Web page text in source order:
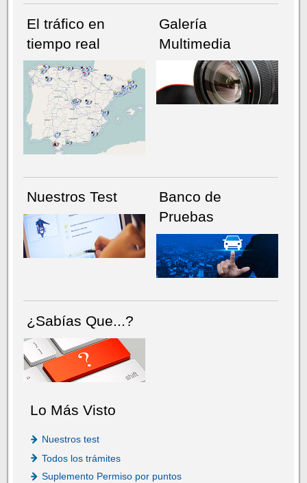
NÚMERO ACTUALHEMEROTECA
El tráfico en
tiempo real
Galería
Multimedia
Nuestros Test
Banco de
Pruebas
¿Sabías Que...?
Lo Más Visto
Nuestros test
Todos los trámites
Suplemento Permiso por puntos